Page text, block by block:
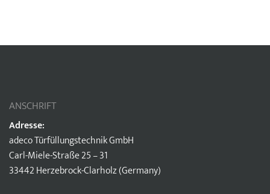
ANSCHRIFT
Adresse:
adeco Türfüllungstechnik GmbH
Carl-Miele-Straße 25 – 31
33442 Herzebrock-Clarholz (Germany)